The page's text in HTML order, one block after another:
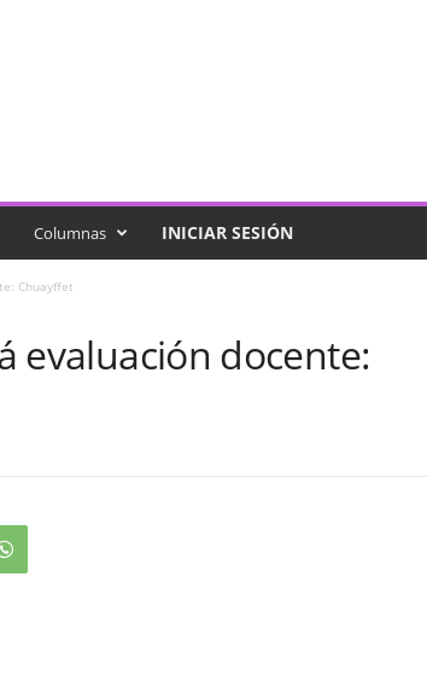
Columnas INICIAR SESIÓN
Chuayffet
evaluación docente: